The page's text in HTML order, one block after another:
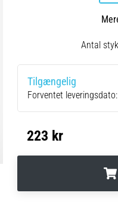
Antal
Tilgængelig
Forventet leveringsdato:
223 kr